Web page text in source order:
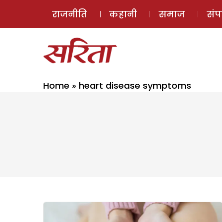
राजनीति कहानी समाज
Home » heart disease symptoms